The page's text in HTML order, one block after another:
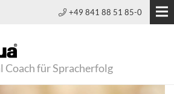
+49 841 88 51 85-0
Coach für Spracherfolg